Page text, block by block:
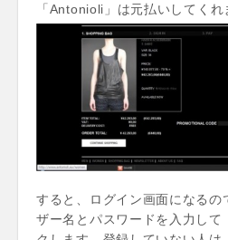
「Antonioli」は元払いしてくれ
すると、ログイン画面になるの
ザー名とパスワードを入力して